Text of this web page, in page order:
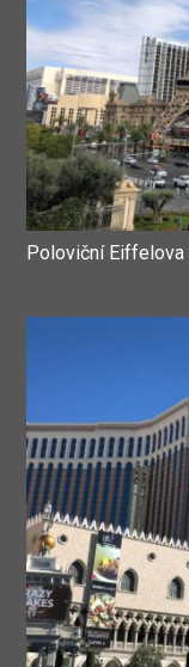
Poloviční Eiffelova